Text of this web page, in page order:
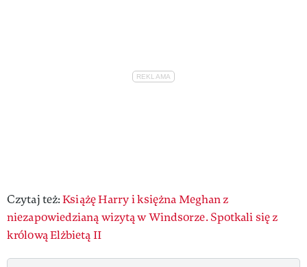
Czytaj też:Książę Harry i księżna Meghan z
niezapowiedzianą wizytą w Windsorze. Spotkali się z
królową Elżbietą II